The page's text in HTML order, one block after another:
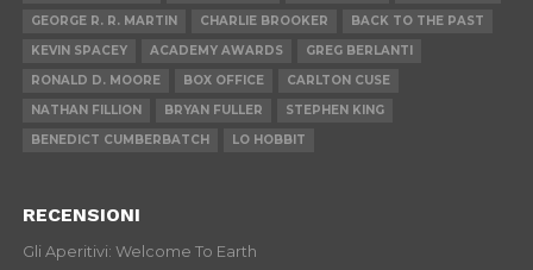
GEORGE R. R. MARTIN
CHARLIE BROOKER
BACK TO THE PAST
KEVIN SPACEY
ACADEMY AWARDS
GREG BERLANTI
RONALD D. MOORE
BOX OFFICE
CARLTON CUSE
NATHAN FILLION
BRYAN FULLER
STEPHEN KING
BENEDICT CUMBERBATCH
LO HOBBIT
RECENSIONI
Gli Aperitivi: Welcome To Earth